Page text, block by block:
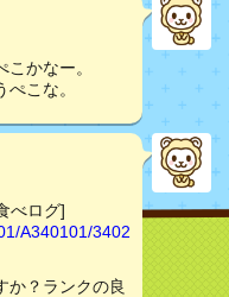
かなー。
こな。
べログ]
A340101/3402
か？ランクの良